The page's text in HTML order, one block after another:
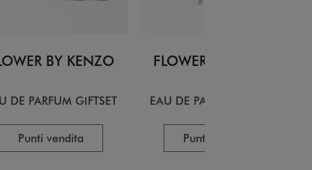
BY KENZO
DE PARFUM GIFTSET
Punti vendita
FLOWER BY KENZO
EAU DE PARFUM GIFTSET
Punti vendita